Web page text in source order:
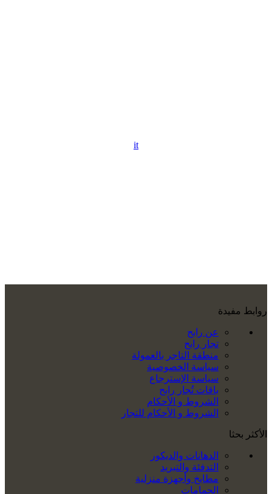
it
روابط مفيدة
عن رابح
تجار رابح
منطقة التاجر بالعمولة
سياسة الخصوصية
سياسة الإسترجاع
باقات تُجار رابح
الشروط و الأحكام
الشروط و الأحكام للتجار
الأكثر بحثا
الدهانات والديكور
التدفئة والتبريد
مطابخ وأجهزة منزلية
الحمامات